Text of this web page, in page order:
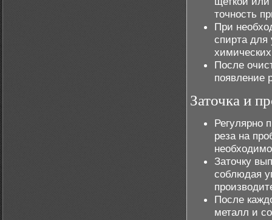
точность
При
спирта для
После
появление
Заточка и
Регулярно
реза на
Заточку
соблюдая
После
металл и